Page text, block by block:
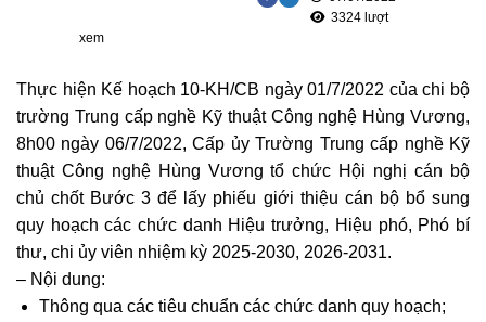
3324 lượt
xem
Thực hiện Kế hoạch 10-KH/CB ngày 01/7/2022 của chi bộ
trường Trung cấp nghề Kỹ thuật Công nghệ Hùng Vương,
8h00 ngày 06/7/2022, Cấp ủy Trường Trung cấp nghề Kỹ
thuật Công nghệ Hùng Vương tổ chức Hội nghị cán bộ
chủ chốt Bước 3 để lấy phiếu giới thiệu cán bộ bổ sung
quy hoạch các chức danh Hiệu trưởng, Hiệu phó, Phó bí
thư, chi ủy viên nhiệm kỳ 2025-2030, 2026-2031.
– Nội dung:
Thông qua các tiêu chuẩn các chức danh quy hoạch;